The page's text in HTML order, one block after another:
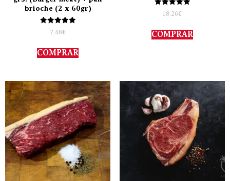
brioche (2 x 60gr)
Valorado
con
de 5
7,48€
COMPRAR
Valorado
con
de 5
18,26€
COMPRAR